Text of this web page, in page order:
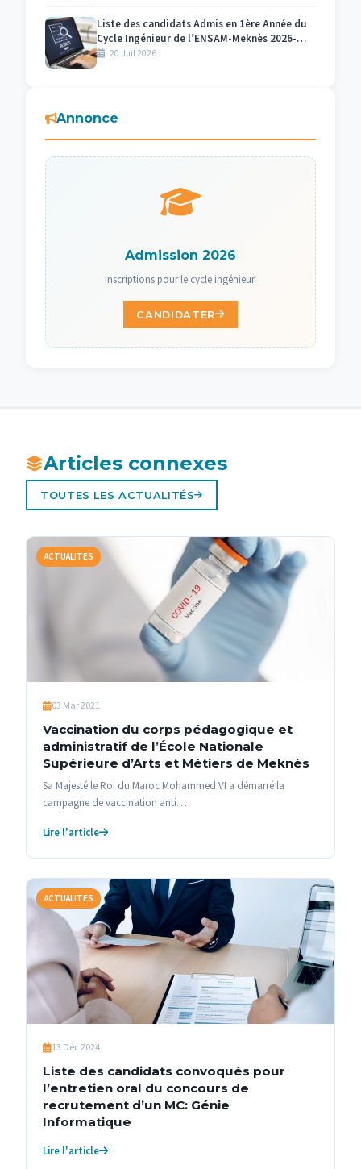
Liste des candidats Admis en 1ère Année du
Cycle Ingénieur de l’ENSAM-Meknès 2026-
202720 Juil 2026
Annonce
Admission 2026
Inscriptions pour le cycle ingénieur.
CANDIDATER
Articles connexes
TOUTES LES ACTUALITÉS
ACTUALITES
03 Mar 2021
Vaccination du corps pédagogique et
administratif de l’École Nationale
Supérieure d’Arts et Métiers de Meknès
Sa Majesté le Roi du Maroc Mohammed VI a démarré la
campagne de vaccination anti…
Lire l'article
ACTUALITES
13 Déc 2024
Liste des candidats convoqués pour
l’entretien oral du concours de
recrutement d’un MC: Génie
Informatique
Lire l'article